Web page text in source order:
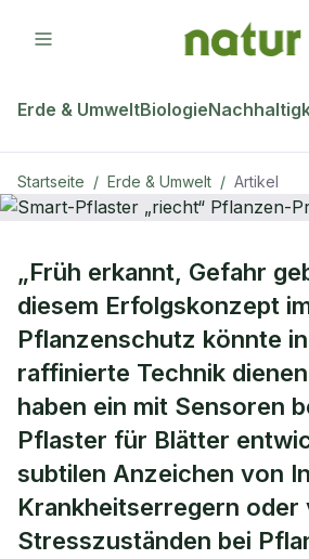
Erde & UmweltBiologie
Startseite / Erde & Umwelt / Artikel
Smart-Pflaster „riecht“
Probleme
„Früh erkannt, Gefahr
diesem Erfolgskonzept
Pflanzenschutz könnte
raffinierte Technik
haben ein mit Sensoren
Pflaster für Blätter
subtilen Anzeichen von
Krankheitserregern oder
Stresszuständen bei